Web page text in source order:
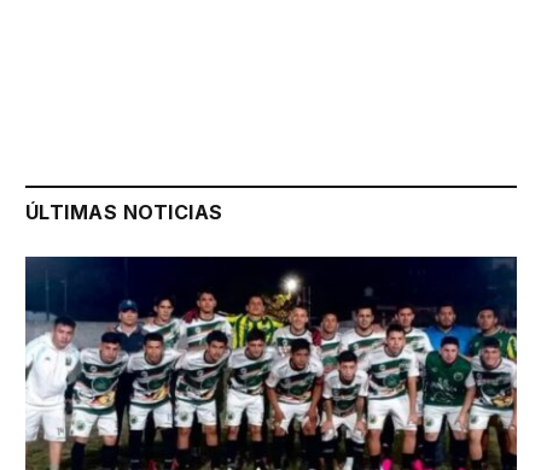
ÚLTIMAS NOTICIAS